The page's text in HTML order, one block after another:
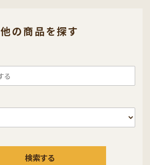
他の商品を探す
検索する